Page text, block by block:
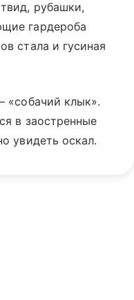
рубашки,
гардероба
стала и гусиная
«собачий клык».
в заостренные
увидеть оскал.